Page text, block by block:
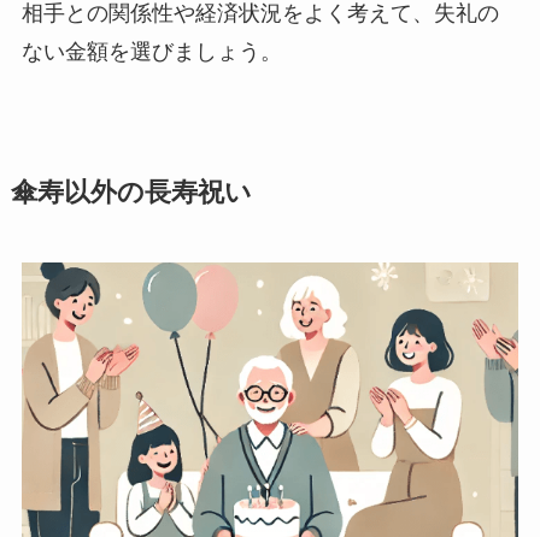
相手との関係性や経済状況をよく考えて、失礼の
ない金額を選びましょう。
傘寿以外の長寿祝い